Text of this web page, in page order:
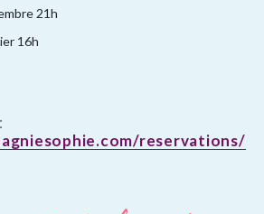
21h
16h
reservations/